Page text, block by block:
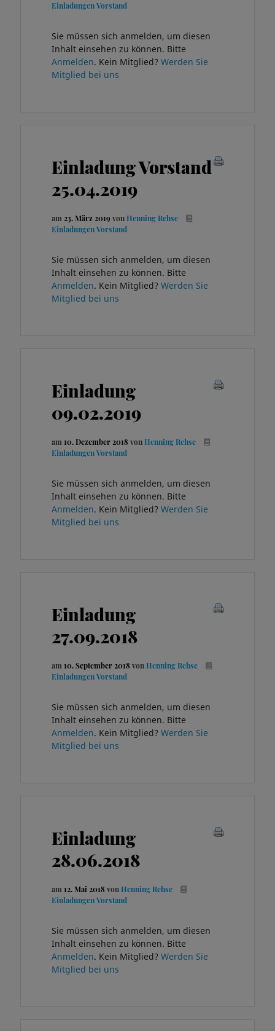
Einladungen Vorstand
Sie müssen sich anmelden, um diesen
Inhalt einsehen zu können. Bitte
Anmelden. Kein Mitglied? Werden Sie
Mitglied bei uns
Einladung Vorstand
25.04.2019
am 23. März 2019 von Henning Rehse
Einladungen Vorstand
Sie müssen sich anmelden, um diesen
Inhalt einsehen zu können. Bitte
Anmelden. Kein Mitglied? Werden Sie
Mitglied bei uns
Einladung
09.02.2019
am 10. Dezember 2018von Henning Rehse
Einladungen Vorstand
Sie müssen sich anmelden, um diesen
Inhalt einsehen zu können. Bitte
Anmelden. Kein Mitglied? Werden Sie
Mitglied bei uns
Einladung
27.09.2018
am 10. September 2018von Henning Rehse
Einladungen Vorstand
Sie müssen sich anmelden, um diesen
Inhalt einsehen zu können. Bitte
Anmelden. Kein Mitglied? Werden Sie
Mitglied bei uns
Einladung
28.06.2018
am 12. Mai 2018von Henning Rehse
Einladungen Vorstand
Sie müssen sich anmelden, um diesen
Inhalt einsehen zu können. Bitte
Anmelden. Kein Mitglied? Werden Sie
Mitglied bei uns